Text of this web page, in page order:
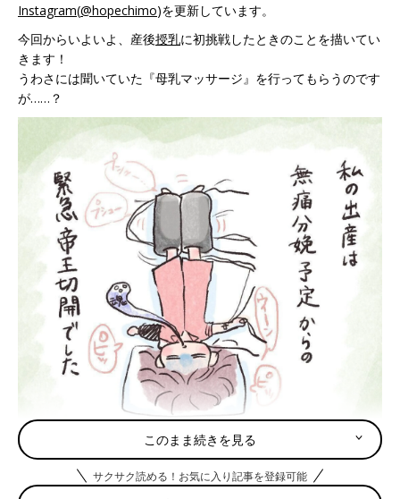
Instagram(@hopechimo)を更新しています。
今回からいよいよ、産後授乳に初挑戦したときのことを描いてい
きます！
うわさには聞いていた『母乳マッサージ』を行ってもらうのです
が……？
このまま続きを見る
サクサク読める！お気に入り記事を登録可能